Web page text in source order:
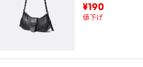
¥190
値下げ